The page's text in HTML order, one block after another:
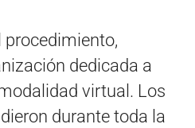
procedimiento,
dedicada a
virtual. Los
durante toda la